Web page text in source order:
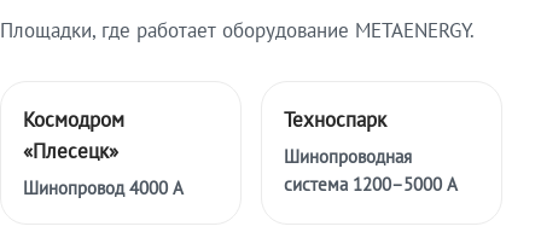
Площадки, где работает оборудование METAENERGY.
Космодром
«Плесецк»
Шинопровод 4000 А
Техноспарк
Шинопроводная
система 1200–5000 А